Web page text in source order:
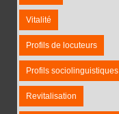
Vitalité
Profils de locuteurs
Profils sociolinguistiques
Revitalisation